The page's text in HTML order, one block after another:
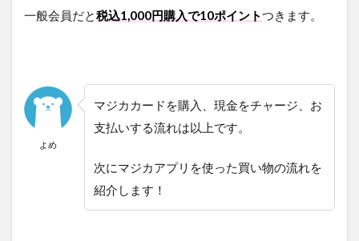
一般会員だと税込1,000円購入で10ポイントつきます。
よめ
マジカカードを購入、現金をチャージ、お
支払いする流れは以上です。
次にマジカアプリを使った買い物の流れを
紹介します！